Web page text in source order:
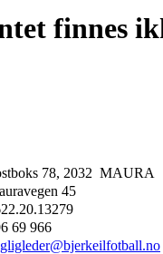
finnes
78, 2032 MAURA
45
69 966